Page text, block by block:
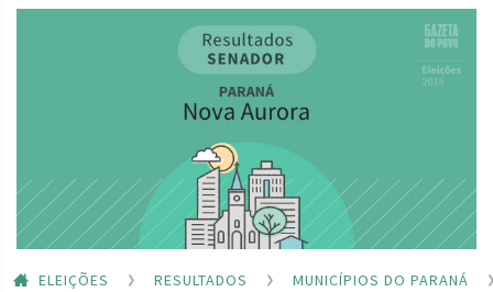
ELEIÇÕES RESULTADOS
MUNICÍPIOS DO PARANÁ